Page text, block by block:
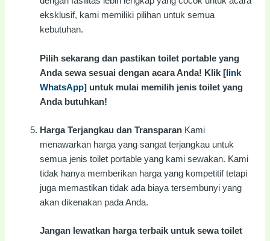
eksklusif, kami memiliki pilihan untuk semua
kebutuhan.
Pilih sekarang dan pastikan toilet portable yang
Anda sewa sesuai dengan acara Anda! Klik [link
WhatsApp] untuk mulai memilih jenis toilet yang
Anda butuhkan!
Harga Terjangkau dan Transparan Kami
menawarkan harga yang sangat terjangkau untuk
semua jenis toilet portable yang kami sewakan. Kami
tidak hanya memberikan harga yang kompetitif tetapi
juga memastikan tidak ada biaya tersembunyi yang
akan dikenakan pada Anda.
Jangan lewatkan harga terbaik untuk sewa toilet